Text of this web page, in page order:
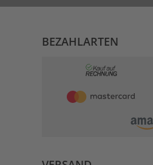
BEZAHLARTEN